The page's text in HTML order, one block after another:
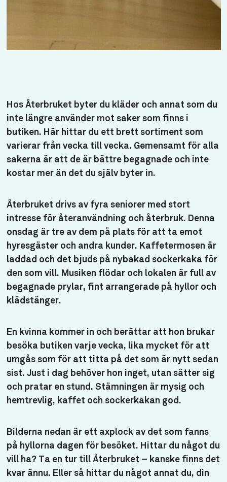
Hos Återbruket byter du kläder och annat som du
inte längre använder mot saker som finns i
butiken. Här hittar du ett brett sortiment som
varierar från vecka till vecka. Gemensamt för alla
sakerna är att de är bättre begagnade och inte
kostar mer än det du själv byter in.
Återbruket drivs av fyra seniorer med stort
intresse för återanvändning och återbruk. Denna
onsdag är tre av dem på plats för att ta emot
hyresgäster och andra kunder. Kaffetermosen är
laddad och det bjuds på nybakad sockerkaka för
den som vill. Musiken flödar och lokalen är full av
begagnade prylar, fint arrangerade på hyllor och
klädstänger.
En kvinna kommer in och berättar att hon brukar
besöka butiken varje vecka, lika mycket för att
umgås som för att titta på det som är nytt sedan
sist. Just i dag behöver hon inget, utan sätter sig
och pratar en stund. Stämningen är mysig och
hemtrevlig, kaffet och sockerkakan god.
Bilderna nedan är ett axplock av det som fanns
på hyllorna dagen för besöket. Hittar du något du
vill ha? Ta en tur till Återbruket – kanske finns det
kvar ännu. Eller så hittar du något annat du, din